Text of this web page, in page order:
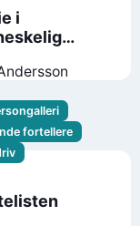
i
fortellere